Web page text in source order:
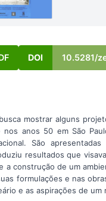
DOI 10.5281/
mostrar alguns
nos anos 50 em São
São
resultados que
a construção de um
formulações e nas
e as aspirações de